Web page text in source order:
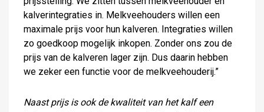
kalverintegraties in. Melkveehouders willen een
maximale prijs voor hun kalveren. Integraties willen
zo goedkoop mogelijk inkopen. Zonder ons zou de
prijs van de kalveren lager zijn. Dus daarin hebben
we zeker een functie voor de melkveehouderij.”
Naast prijs is ook de kwaliteit van het kalf een